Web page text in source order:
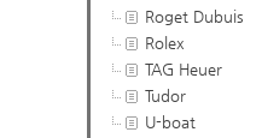
Roget Dubuis
Rolex
TAG Heuer
Tudor
U-boat